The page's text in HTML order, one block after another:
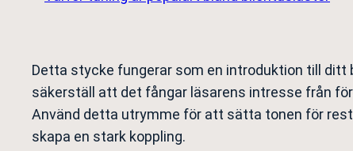
Detta stycke fungerar som en introduktion till ditt
säkerställ att det fångar läsarens intresse från
Använd detta utrymme för att sätta tonen för
skapa en stark koppling.